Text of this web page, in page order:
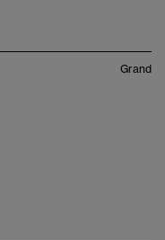
Grand